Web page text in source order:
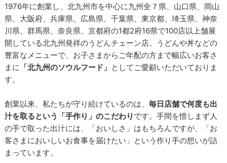
1976年に創業し、北九州市を中心に九州全７県、山口県、岡山
県、大阪府、兵庫県、広島県、千葉県、東京都、埼玉県、神奈
川県、群馬県、奈良県、京都府の1都2府16県で100店以上舗展
開している北九州発祥のうどんチェーン店。うどんや丼などの
豊富なメニューで、お子さまからご年配の方まで幅広いお客さ
まに 「北九州のソウルフード」 としてご愛顧いただいておりま
す。
創業以来、私たちが守り続けているのは、毎日店舗で何度も出
汁を取るという「手作り」のこだわり です。手間を惜しまず人
の手で取った出汁には、「おいしさ」はもちろんですが、「お
客さまにおいしいお食事を届けたい」という作り手の想いが詰
まっています。